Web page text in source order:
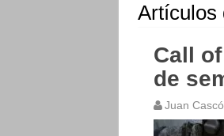
Artículos
Call
de
Juan